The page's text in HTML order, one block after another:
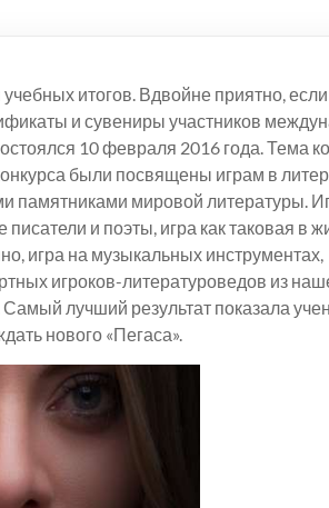
итогов. Вдвойне приятно, если
и сувениры участников
10 февраля 2016 года. Тема
были посвящены играм в
памятниками мировой литературы.
и поэты, игра как таковая в
игра на музыкальных инструментах,
игроков-литературоведов из
лучший результат показала
нового «Пегаса».